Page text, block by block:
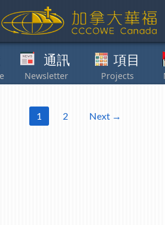
項目 期刋
1 2 Next →